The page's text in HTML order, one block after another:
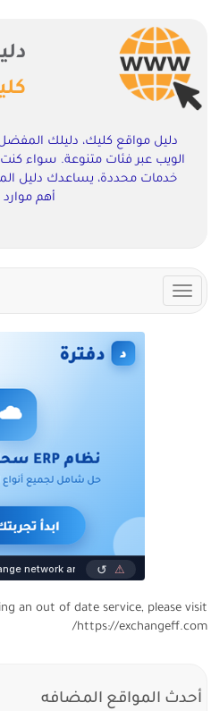
دليل مواقع كليك، دليلك المفضل
الويب عبر فئات متنوعة. سواء
خدمات محددة، يساعدك دليل
أهم موارد
Toggle
navigation
an out of date service, please visit
https://exchangeff.com/
أحدث المواقع المضافه